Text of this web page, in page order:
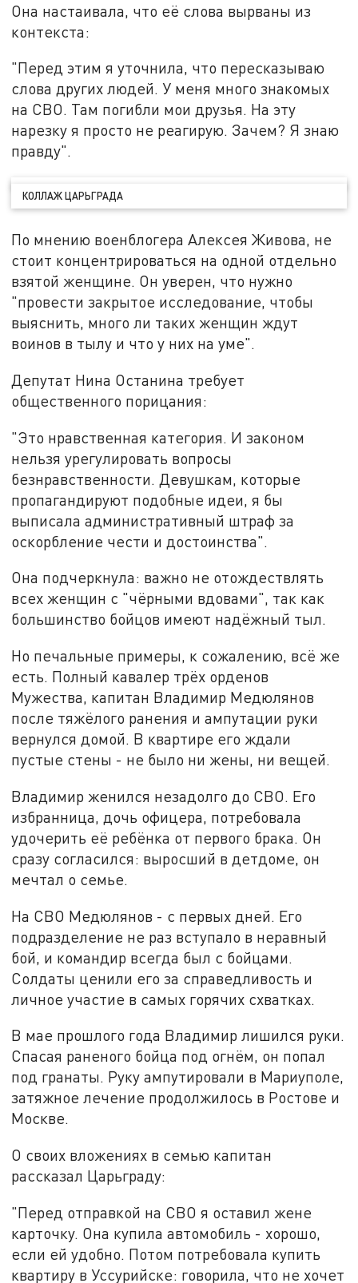
Она настаивала, что её слова вырваны из
контекста:
"Перед этим я уточнила, что пересказываю
слова других людей. У меня много знакомых
на СВО. Там погибли мои друзья. На эту
нарезку я просто не реагирую. Зачем? Я знаю
правду".
КОЛЛАЖ ЦАРЬГРАДА
По мнению военблогера Алексея Живова, не
стоит концентрироваться на одной отдельно
взятой женщине. Он уверен, что нужно
"провести закрытое исследование, чтобы
выяснить, много ли таких женщин ждут
воинов в тылу и что у них на уме".
Депутат Нина Останина требует
общественного порицания:
"Это нравственная категория. И законом
нельзя урегулировать вопросы
безнравственности. Девушкам, которые
пропагандируют подобные идеи, я бы
выписала административный штраф за
оскорбление чести и достоинства".
Она подчеркнула: важно не отождествлять
всех женщин с "чёрными вдовами", так как
большинство бойцов имеют надёжный тыл.
Но печальные примеры, к сожалению, всё же
есть. Полный кавалер трёх орденов
Мужества, капитан Владимир Медюлянов
после тяжёлого ранения и ампутации руки
вернулся домой. В квартире его ждали
пустые стены - не было ни жены, ни вещей.
Владимир женился незадолго до СВО. Его
избранница, дочь офицера, потребовала
удочерить её ребёнка от первого брака. Он
сразу согласился: выросший в детдоме, он
мечтал о семье.
На СВО Медюлянов - с первых дней. Его
подразделение не раз вступало в неравный
бой, и командир всегда был с бойцами.
Солдаты ценили его за справедливость и
личное участие в самых горячих схватках.
В мае прошлого года Владимир лишился руки.
Спасая раненого бойца под огнём, он попал
под гранаты. Руку ампутировали в Мариуполе,
затяжное лечение продолжилось в Ростове и
Москве.
О своих вложениях в семью капитан
рассказал Царьграду:
"Перед отправкой на СВО я оставил жене
карточку. Она купила автомобиль - хорошо,
если ей удобно. Потом потребовала купить
квартиру в Уссурийске: говорила, что не хочет